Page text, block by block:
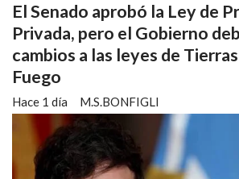
El Senado aprobó la Ley de
Privada, pero el Gobierno
cambios a las leyes de
Fuego
M.S.BONFIGLI
Hace 1 día